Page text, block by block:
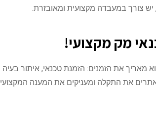
צורך במעבדה מקצועית ומאובזרת.
מק מקצועי!
מאריך את הזמנים: הזמנת טכנאי, איתור בעיה
את התקלה ומעניקים את המענה המקצועי